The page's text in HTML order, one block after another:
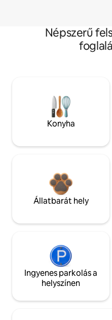
Népszerű
Konyha
Állatbarát hely
Ingyenes parkolás a
helyszínen